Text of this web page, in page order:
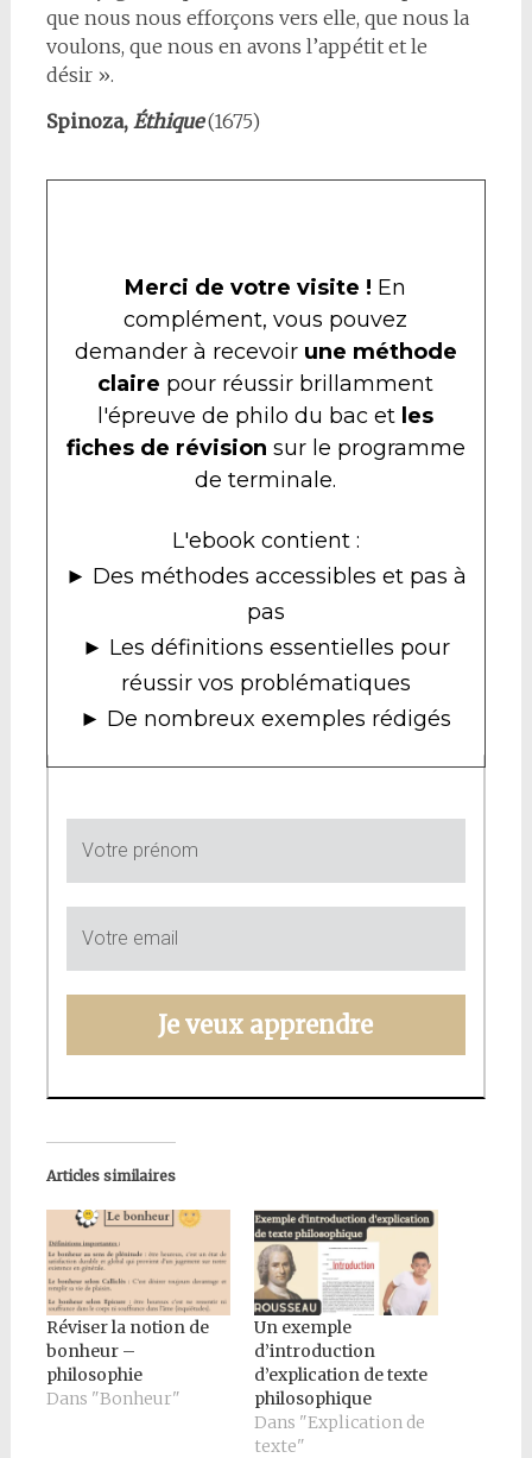
que nous nous efforçons vers elle, que nous la
voulons, que nous en avons l’appétit et le
désir ».
Spinoza, Éthique(1675)
Merci de votre visite ! En
complément, vous pouvez
demander à recevoir une méthode
claire pour réussir brillamment
l'épreuve de philo du bac et les
fiches de révision sur le programme
de terminale.
L'ebook contient :
► Des méthodes accessibles et pas à
pas
► Les définitions essentielles pour
réussir vos problématiques
► De nombreux exemples rédigés
Je veux apprendre
Articles similaires
Réviser la notion de
bonheur –
philosophie
Dans "Bonheur"
Un exemple
d’introduction
d’explication de texte
philosophique
Dans "Explication de
texte"